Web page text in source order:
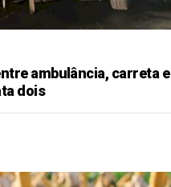
ambulância, carreta e
dois